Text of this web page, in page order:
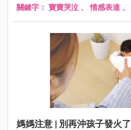
動，還培養了一種基本的溝通能
一個值得注意的階段，因為過度
的習慣，影響到他們未來的情感表
關鍵字： 寶寶哭泣 、情感表達 、
媽媽注意 | 別再沖孩子發火